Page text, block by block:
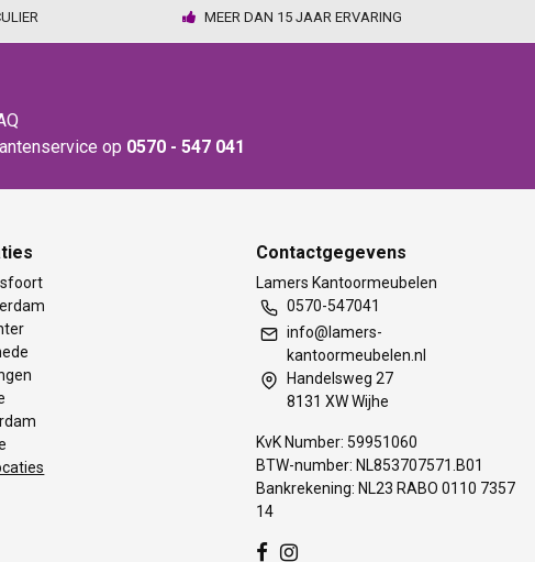
MEER DAN 15 JAAR ERVARING
op 0570 - 547 041
Contactgegevens
Lamers Kantoormeubelen
0570-547041
info@lamers-
kantoormeubelen.nl
Handelsweg 27
8131 XW Wijhe
KvK Number: 59951060
BTW-number: NL853707571.B01
Bankrekening: NL23 RABO 0110 7357
14